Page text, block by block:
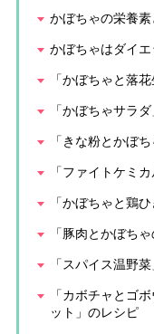
かぼちゃの栄養
かぼちゃはダイ
「かぼちゃと落
「かぼちゃサラ
「きな粉とかぼ
「ファイトケミ
「かぼちゃと鶏
「豚肉とかぼち
「スパイス温野
「カボチャとゴ
ット」のレシピ